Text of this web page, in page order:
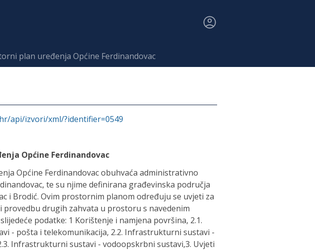
plan uređenja Općine Ferdinandovac
api/izvori/xml/?identifier=0549
Općine Ferdinandovac
Općine Ferdinandovac obuhvaća administrativno
te su njime definirana građevinska područja
i Brodić. Ovim prostornim planom određuju se uvjeti za
provedbu drugih zahvata u prostoru s navedenim
podatke: 1 Korištenje i namjena površina, 2.1.
- pošta i telekomunikacija, 2.2. Infrastrukturni sustavi -
Infrastrukturni sustavi - vodoopskrbni sustavi,3. Uvjeti